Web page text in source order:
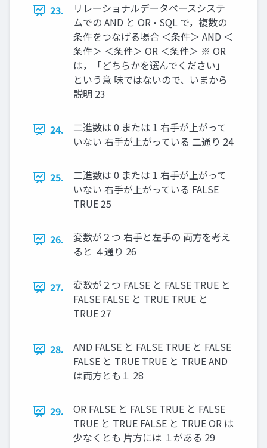
23.
リレーショナルデータベースシステ
ムでの AND と OR • SQL で，複数の
条件をつなげる場合 ＜条件＞ AND ＜
条件＞ ＜条件＞ OR ＜条件＞ ※ OR
は，「どちらかを選んでください」
という意 味ではないので、いまから
説明 23
24.
二進数は 0 または 1 右手が上がって
いない 右手が上がっている 二通り 24
25.
二進数は 0 または 1 右手が上がって
いない 右手が上がっている FALSE
TRUE 25
26.
変数が２つ 右手と左手の 両方を考え
ると ４通り 26
27.
変数が２つ FALSE と FALSE TRUE と
FALSE FALSE と TRUE TRUE と
TRUE 27
28.
AND FALSE と FALSE TRUE と FALSE
FALSE と TRUE TRUE と TRUE AND
は両方とも１ 28
29.
OR FALSE と FALSE TRUE と FALSE
TRUE と TRUE FALSE と TRUE OR は
少なくとも 片方には １がある 29